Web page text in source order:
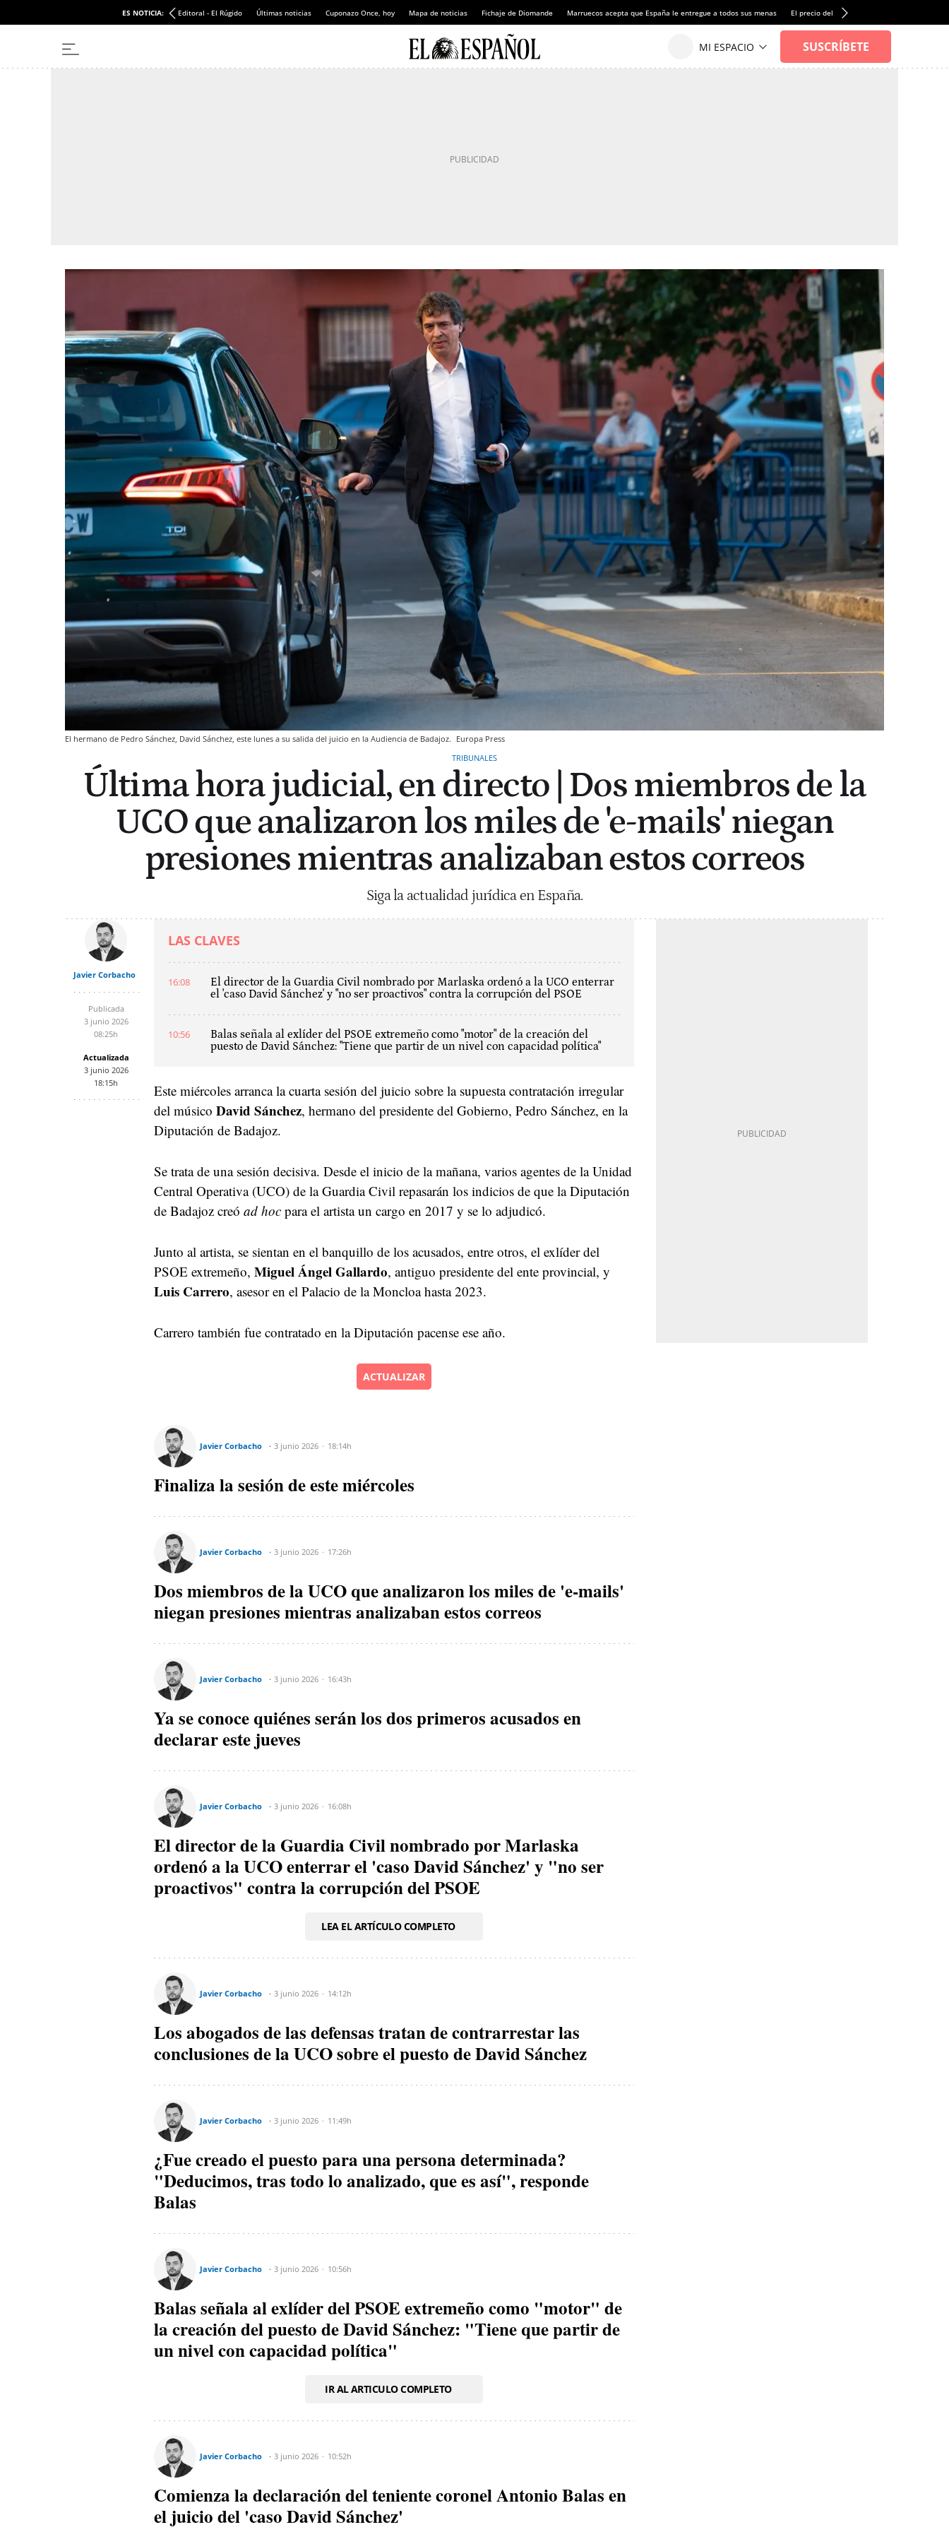
ES NOTICIA: Editoral - El Rúgido Últimas noticias Cuponazo Once, hoy Mapa de noticias Fichaje de Diomande Marruecos acepta que España le entregue a todos sus menas El precio del alquiler de vivienda baja por
El hermano de Pedro Sánchez, David Sánchez, este lunes a su salida del juicio en la Audiencia de Badajoz. Europa Press
TRIBUNALES
Última hora judicial, en directo | Dos miembros de la
UCO que analizaron los miles de 'e-mails' niegan
presiones mientras analizaban estos correos
Siga la actualidad jurídica en España.
Javier Corbacho
Publicada
3 junio 2026
08:25h
Actualizada
3 junio 2026
18:15h
LAS CLAVES
16:08
El director de la Guardia Civil nombrado por Marlaska ordenó a la UCO enterrar
el 'caso David Sánchez' y "no ser proactivos" contra la corrupción del PSOE
10:56
Balas señala al exlíder del PSOE extremeño como "motor" de la creación del
puesto de David Sánchez: "Tiene que partir de un nivel con capacidad política"
Este miércoles arranca la cuarta sesión del juicio sobre la supuesta contratación irregular
del músico David Sánchez, hermano del presidente del Gobierno, Pedro Sánchez, en la
Diputación de Badajoz.
Se trata de una sesión decisiva. Desde el inicio de la mañana, varios agentes de la Unidad
Central Operativa (UCO) de la Guardia Civil repasarán los indicios de que la Diputación
de Badajoz creó ad hoc para el artista un cargo en 2017 y se lo adjudicó.
Junto al artista, se sientan en el banquillo de los acusados, entre otros, el exlíder del
PSOE extremeño, Miguel Ángel Gallardo, antiguo presidente del ente provincial, y
Luis Carrero, asesor en el Palacio de la Moncloa hasta 2023.
Carrero también fue contratado en la Diputación pacense ese año.
ACTUALIZAR
Javier Corbacho 3 junio 2026 18:14h
Finaliza la sesión de este miércoles
Javier Corbacho 3 junio 2026 17:26h
Dos miembros de la UCO que analizaron los miles de 'e-mails'
niegan presiones mientras analizaban estos correos
Javier Corbacho 3 junio 2026 16:43h
Ya se conoce quiénes serán los dos primeros acusados en
declarar este jueves
Javier Corbacho 3 junio 2026 16:08h
El director de la Guardia Civil nombrado por Marlaska
ordenó a la UCO enterrar el 'caso David Sánchez' y "no ser
proactivos" contra la corrupción del PSOE
LEA EL ARTÍCULO COMPLETO
Javier Corbacho 3 junio 2026 14:12h
Los abogados de las defensas tratan de contrarrestar las
conclusiones de la UCO sobre el puesto de David Sánchez
Javier Corbacho 3 junio 2026 11:49h
¿Fue creado el puesto para una persona determinada?
"Deducimos, tras todo lo analizado, que es así", responde
Balas
Javier Corbacho 3 junio 2026 10:56h
Balas señala al exlíder del PSOE extremeño como "motor" de
la creación del puesto de David Sánchez: "Tiene que partir de
un nivel con capacidad política"
IR AL ARTICULO COMPLETO
Javier Corbacho 3 junio 2026 10:52h
Comienza la declaración del teniente coronel Antonio Balas en
el juicio del 'caso David Sánchez'